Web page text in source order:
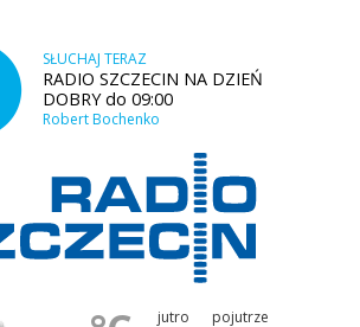
SŁUCHAJ TERAZ
RADIO SZCZECIN NA DZIEŃ
DOBRY do 09:00
Robert Bochenko
jutro pojutrze